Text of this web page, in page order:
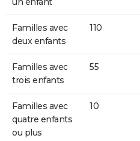
Familles avec
deux enfants
110
Familles avec
trois enfants
55
Familles avec
quatre enfants
ou plus
10